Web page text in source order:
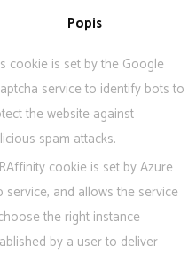
Popis
cookie is set by the Google
service to identify bots to
the website against
spam attacks.
cookie is set by Azure
service, and allows the service
the right instance
by a user to deliver